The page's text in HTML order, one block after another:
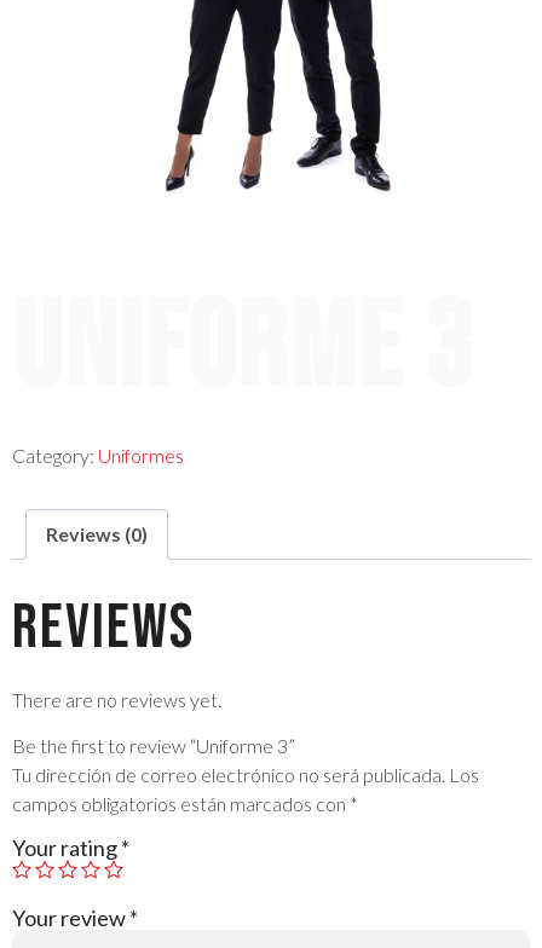
Category: Uniformes
Reviews (0)
Reviews
There are no reviews yet.
Be the first to review “Uniforme 3”
Tu dirección de correo electrónico no será publicada. Los
campos obligatorios están marcados con *
Your rating*
Your review*